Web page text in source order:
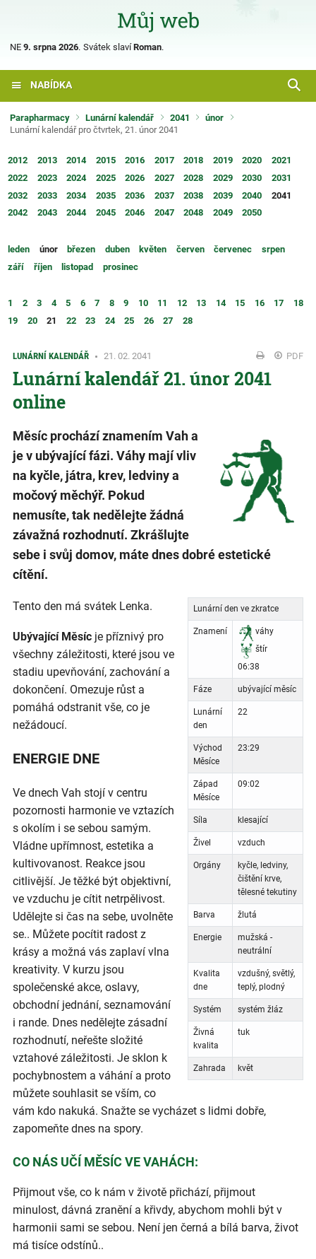
NE 9. srpna 2026. Svátek slavíRoman.
NABÍDKA
Parapharmacy Lunární kalendář 2041
únor
Lunární kalendář pro čtvrtek, 21. únor 2041
2012 2013 2014 2015 2016 2017 2018 2019 2020
2021
2022
2023 2024 2025 2026 2027 2028 2029 2030
2031
2032
2033 2034 2035 2036 2037 2038 2039 2040
2041
2042
2043 2044 2045 2046 2047 2048 2049 2050
leden únor březen duben květen červen červenec
srpen
září
říjen listopad prosinec
1 2 3 4 5 6 7 8 9 10 11 12 13 14 15 16 17
18
19
20 21 22 23 24 25 26 27 28
LUNÁRNÍ KALENDÁŘ 21. 02. 2041 PDF
Lunární kalendář 21. únor 2041
online
Měsíc prochází znamením Vah a
je v ubývající fázi. Váhy mají vliv
na kyčle, játra, krev, ledviny a
močový měchýř. Pokud
nemusíte, tak nedělejte žádná
závažná rozhodnutí. Zkrášlujte
sebe i svůj domov, máte dnes dobré estetické
cítění.
Tento den má svátek Lenka. Lunární den ve zkratce
Znamení
váhy
štír
06:38
Fáze ubývající měsíc
Lunární
den
22
Východ
Měsíce
23:29
Západ
Měsíce
09:02
Síla klesající
Živel vzduch
Orgány
kyčle, ledviny,
čištění krve,
tělesné tekutiny
Barva žlutá
Energie
mužská -
neutrální
Kvalita
dne
vzdušný, světlý,
teplý, plodný
Systém systém žláz
Živná
kvalita
tuk
Zahrada květ
Ubývající Měsíc je příznivý pro
všechny záležitosti, které jsou ve
stadiu upevňování, zachování a
dokončení. Omezuje růst a
pomáhá odstranit vše, co je
nežádoucí.
ENERGIE DNE
Ve dnech Vah stojí v centru
pozornosti harmonie ve vztazích
s okolím i se sebou samým.
Vládne upřímnost, estetika a
kultivovanost. Reakce jsou
citlivější. Je těžké být objektivní,
ve vzduchu je cítit netrpělivost.
Udělejte si čas na sebe, uvolněte
se.. Můžete pocítit radost z
krásy a možná vás zaplaví vlna
kreativity. V kurzu jsou
společenské akce, oslavy,
obchodní jednání, seznamování
i rande. Dnes nedělejte zásadní
rozhodnutí, neřešte složité
vztahové záležitosti. Je sklon k
pochybnostem a váhání a proto
můžete souhlasit se vším, co
vám kdo nakuká. Snažte se vycházet s lidmi dobře,
zapomeňte dnes na spory.
CO NÁS UČÍ MĚSÍC VE VAHÁCH:
Přijmout vše, co k nám v životě přichází, přijmout
minulost, dávná zranění a křivdy, abychom mohli být v
harmonii sami se sebou. Není jen černá a bílá barva, život
má tisíce odstínů..